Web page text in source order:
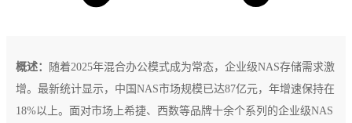
概述：
随着2025年混合办公模式成为常态，企业级NAS存储需求激
增。最新统计显示，中国NAS市场规模已达87亿元，年增速保持在
18%以上。面对市场上希捷、西数等品牌十余个系列的企业级NAS